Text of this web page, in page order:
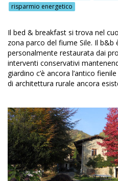
Degustazioni di vini
Degustazioni guidate
Degustazioni prodotti
Detersivi biologici
Di cucina
Dieta meditarranea
Diffusore di acqua
Dimora storica
Dispender sapone e
risparmio energetico
Il bed & breakfast si trova nel
zona parco del fiume Sile. Il b&b
personalmente restaurata dai
interventi conservativi
giardino c’è ancora l’antico
di architettura rurale ancora